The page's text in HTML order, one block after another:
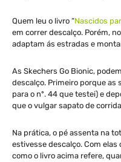
Quem leu o livro “Nascidos
em correr descalço. Porém,
adaptam ás estradas e
As Skechers Go Bionic,
descalço. Primeiro porque as
para o nº. 44 que testei) e
que o vulgar sapato de
Na prática, o pé assenta na
estivesse descalço. Com
como o livro acima refere,